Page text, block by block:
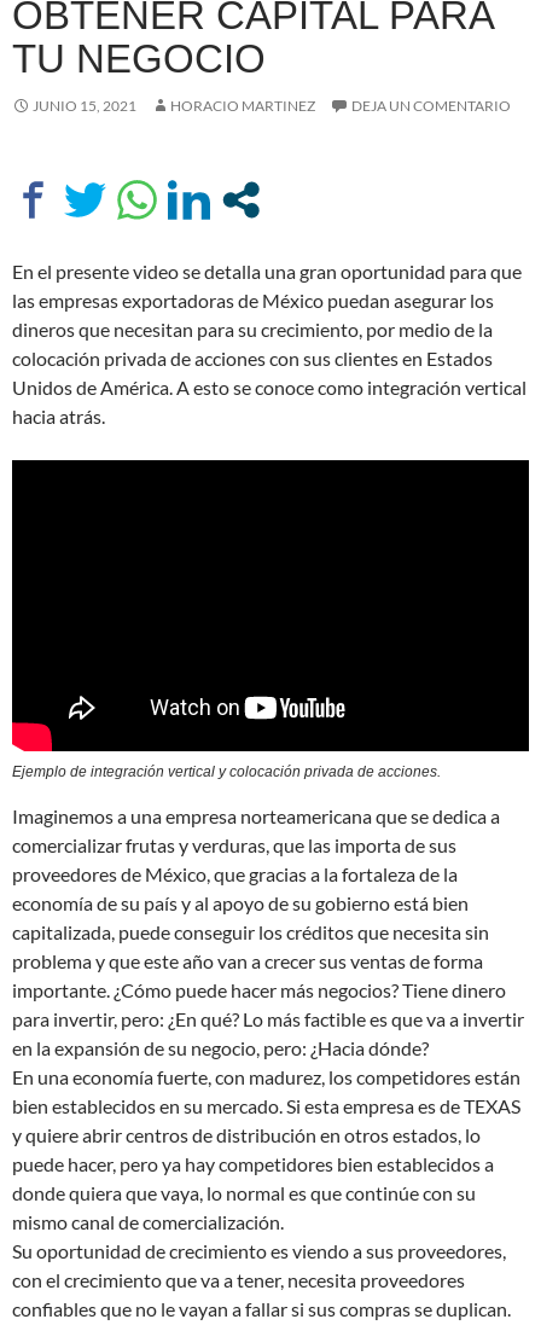
OBTENER CAPITAL PARA
TU NEGOCIO
JUNIO 15, 2021 HORACIO MARTINEZ DEJA UN COMENTARIO
En el presente video se detalla una gran oportunidad para que
las empresas exportadoras de México puedan asegurar los
dineros que necesitan para su crecimiento, por medio de la
colocación privada de acciones con sus clientes en Estados
Unidos de América. A esto se conoce como integración vertical
hacia atrás.
Ejemplo de integración vertical y colocación privada de acciones.
Imaginemos a una empresa norteamericana que se dedica a
comercializar frutas y verduras, que las importa de sus
proveedores de México, que gracias a la fortaleza de la
economía de su país y al apoyo de su gobierno está bien
capitalizada, puede conseguir los créditos que necesita sin
problema y que este año van a crecer sus ventas de forma
importante. ¿Cómo puede hacer más negocios? Tiene dinero
para invertir, pero: ¿En qué? Lo más factible es que va a invertir
en la expansión de su negocio, pero: ¿Hacia dónde?
En una economía fuerte, con madurez, los competidores están
bien establecidos en su mercado. Si esta empresa es de TEXAS
y quiere abrir centros de distribución en otros estados, lo
puede hacer, pero ya hay competidores bien establecidos a
donde quiera que vaya, lo normal es que continúe con su
mismo canal de comercialización.
Su oportunidad de crecimiento es viendo a sus proveedores,
con el crecimiento que va a tener, necesita proveedores
confiables que no le vayan a fallar si sus compras se duplican.